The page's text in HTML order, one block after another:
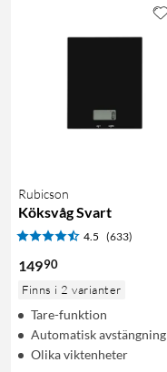
Rubicson
Köksvåg Svart
4.5 (633)
14990
Finns i 2 varianter
Tare-funktion
Automatisk avstängning
Olika viktenheter